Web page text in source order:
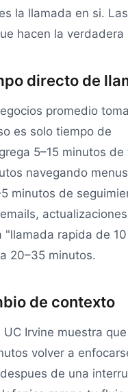
la llamada en si.
hacen la verdadera
directo de
promedio
es solo tiempo de
5–15 minutos de
navegando menus
minutos de
"llamada rapida de
20–35 minutos.
de contexto
Irvine muestra
volver a
de una